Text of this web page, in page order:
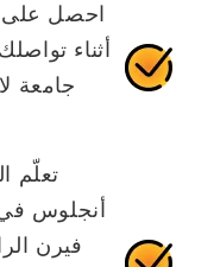
احصل على
أثناء
جامعة
تعلّم
فيرن